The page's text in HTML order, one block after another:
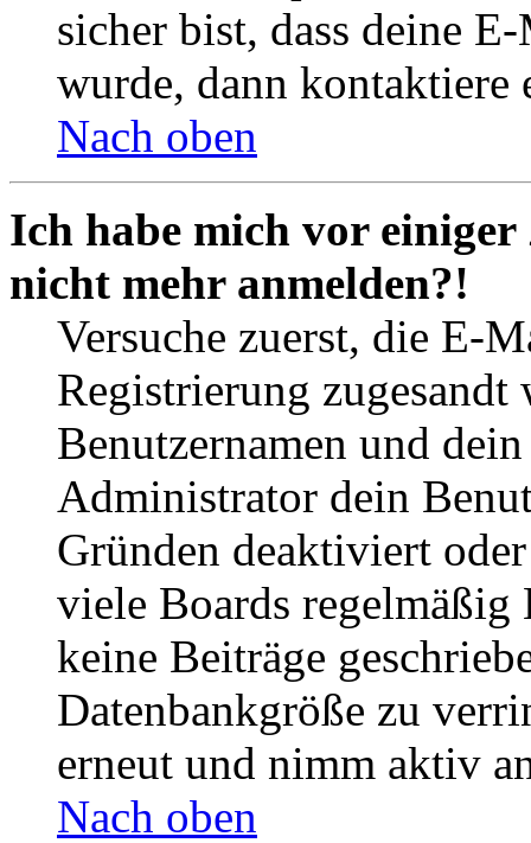
sicher bist, dass deine
wurde, dann kontaktiere
Nach oben
Ich habe mich vor
nicht mehr anmelden?!
Versuche zuerst, die E-
Registrierung
Benutzernamen und
Administrator dein
Gründen deaktiviert
viele Boards
keine Beiträge
Datenbankgröße zu
erneut und nimm aktiv
Nach oben